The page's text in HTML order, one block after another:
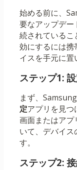
始める前に、
要なアップデー
続されているこ
効にするには
イスを手元に置
ステップ1:
まず、
定アプリを見
画面またはアプ
いて、デバイス
す。
ステップ2: